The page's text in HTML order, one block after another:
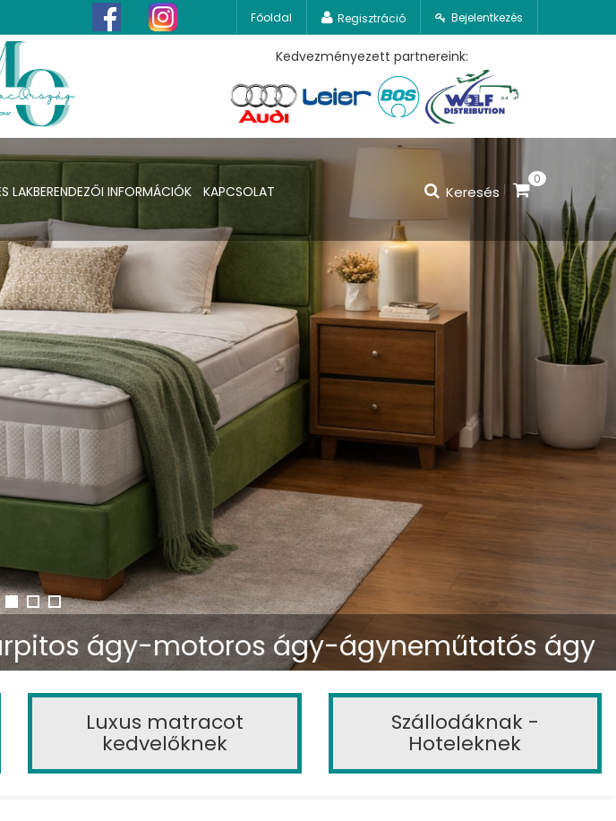
Főoldal Regisztráció Bejelentkezés
Kedvezményezett partnereink:
LAKBERENDEZŐI INFORMÁCIÓK KAPCSOLAT
0
Keresés
ágy-motoros ágy-ágyneműtatós ágy
Luxus matracot
kedvelőknek
Szállodáknak -
Hoteleknek